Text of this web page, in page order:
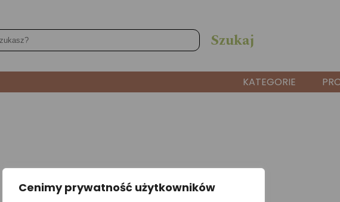
Cenimy prywatność użytkowników
KATEGORIE